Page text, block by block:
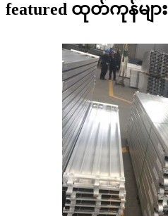
featured ထုတ်ကုန်များ